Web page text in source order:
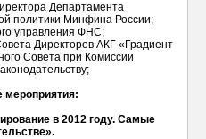
Департамента
политики Минфина России;
управления ФНС;
Директоров АКГ «Градиент
Совета при Комиссии
мероприятия:
в 2012 году. Самые